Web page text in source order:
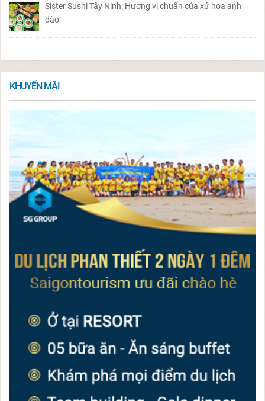
Sister Sushi Tây Ninh: Hương vị chuẩn của xứ hoa anh
đào
KHUYẾN MÃI